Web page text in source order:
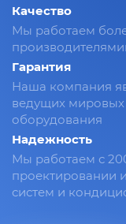
Качество
Мы работаем
Гарантия
Наша компания
ведущих мировых
оборудования
Надежность
Мы работаем с
проектировании
систем и